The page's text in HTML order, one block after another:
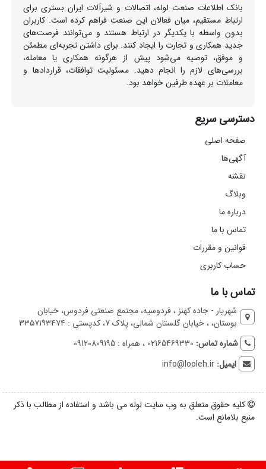
بانک اطلاعات صنعت لوله، اتصالات و شیرآلات ایران بستری برای
ارتباط مستقیم، میان فعالان این صنعت فراهم کرده است. کاربران
بدون واسطه با یکدیگر در ارتباط هستند و می‌توانند فرصت‌های
جدید همکاری و تجارت را ایجاد کنند. برای داشتن تجربه‌ای مطمئن
و موفق، توصیه می‌شود پیش از هرگونه همکاری یا معامله،
بررسی‌های لازم را انجام دهید. مسئولیت توافقات، قراردادها و
معاملات بر عهده طرفین خواهد بود.
دسترسی سریع
صفحه اصلی
آگهی‌ها
نقشه
وبلاگ
درباره ما
تماس با ما
قوانین و مقررات
حساب کاربری
تماس با ما
شهریار - جاده کهنز ، فردوسیه، مجتمع صنعتی فردوس، خیابان
بوستان، ، خیابان گلستان شمالی، پلاک 7، کدپستی : ۳۳۵۷۱۹۳۴۷۴
شماره تماس: 02165469330 ، همراه : 09120809195
ایمیل:info@looleh.ir
کلیه حقوق متعلق به وب سایت لوله می باشد و استفاده از مطالب با ذکر
منبع بلامانع است.